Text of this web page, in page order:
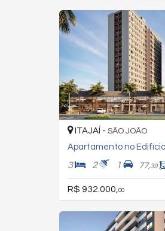
ITAJAÍ - SÃO JOÃO
3 2 1 77,39
R$ 932.000, 00